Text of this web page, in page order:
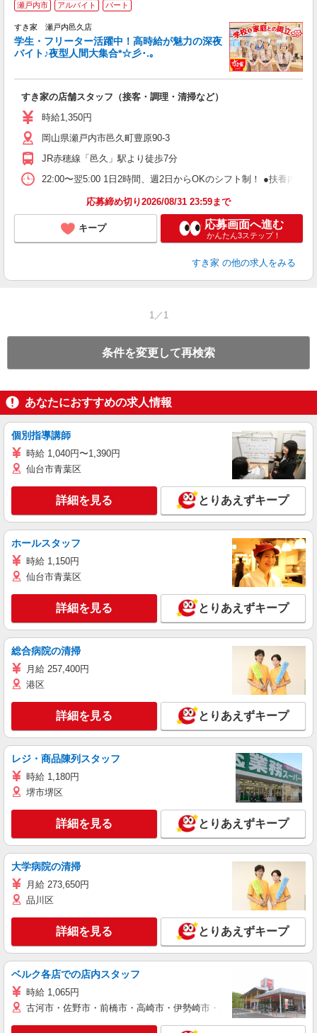
瀬戸内市 アルバイト パート
すき家 瀬戸内邑久店
学生・フリーター活躍中！高時給が魅力の深夜
バイト♪夜型人間大集合*☆彡･.｡
すき家の店舗スタッフ（接客・調理・清掃など）
時給1,350円
岡山県瀬戸内市邑久町豊原90-3
JR赤穂線「邑久」駅より徒歩7分
22:00〜翌5:00 1日2時間、週2日からOKのシフト制！ ●扶養内勤務
応募締め切り2026/08/31 23:59まで
キープ 応募画面へ進む
かんたん3ステップ！
すき家 の他の求人をみる
1／1
条件を変更して再検索
あなたにおすすめの求人情報
個別指導講師
時給 1,040円〜1,390円
仙台市青葉区
詳細を見る とりあえずキープ
ホールスタッフ
時給 1,150円
仙台市青葉区
詳細を見る とりあえずキープ
総合病院の清掃
月給 257,400円
港区
詳細を見る とりあえずキープ
レジ・商品陳列スタッフ
時給 1,180円
堺市堺区
詳細を見る とりあえずキープ
大学病院の清掃
月給 273,650円
品川区
詳細を見る とりあえずキープ
ベルク各店での店内スタッフ
時給 1,065円
古河市・佐野市・前橋市・高崎市・伊勢崎市・太田市・館林市・藤